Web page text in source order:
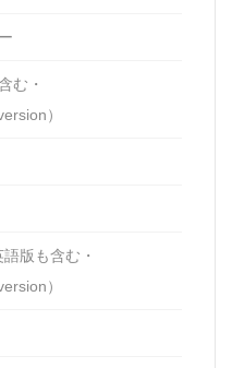
む・
）
版も含む・
）